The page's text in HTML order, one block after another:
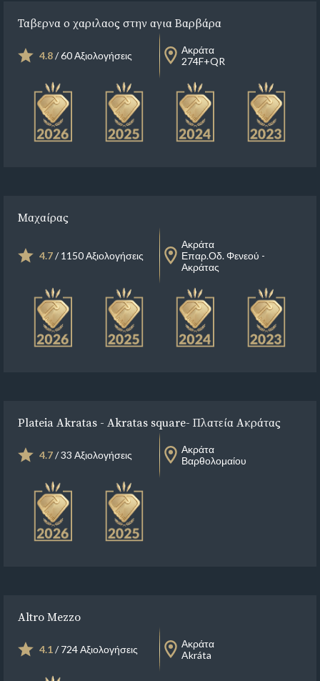
Ταβερνα ο χαριλαος στην αγια Βαρβάρα
4.8/ 60 Αξιολογήσεις
Ακράτα
274F+QR
Μαχαίρας
4.7/ 1150 Αξιολογήσεις
Ακράτα
Επαρ.Οδ. Φενεού -
Ακράτας
Plateia Akratas - Akratas square- Πλατεία Ακράτας
4.7/ 33 Αξιολογήσεις
Ακράτα
Βαρθολομαίου
Altro Mezzo
4.1/ 724 Αξιολογήσεις
Ακράτα
Akráta